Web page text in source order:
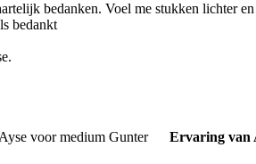
bedanken. Voel me stukken lichter
bedankt
Ervaring van